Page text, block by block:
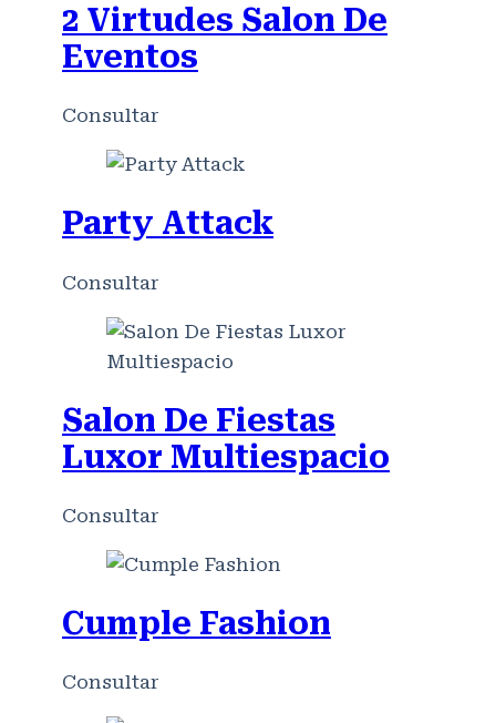
2 Virtudes Salon De
Eventos
Consultar
Party Attack
Consultar
Salon De Fiestas
Luxor Multiespacio
Consultar
Cumple Fashion
Consultar